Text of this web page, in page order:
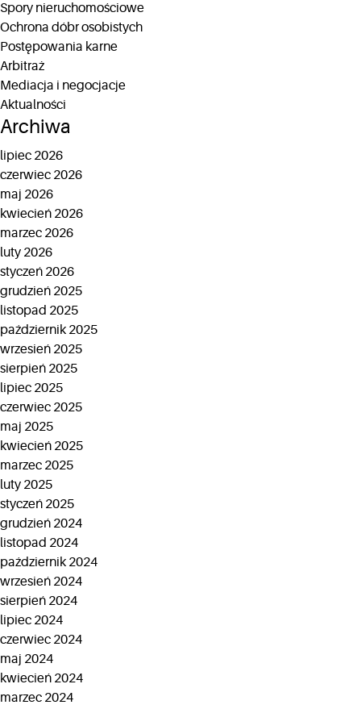
Spory nieruchomościowe
Ochrona dóbr osobistych
Postępowania karne
Arbitraż
Mediacja i negocjacje
Aktualności
Archiwa
lipiec 2026
czerwiec 2026
maj 2026
kwiecień 2026
marzec 2026
luty 2026
styczeń 2026
grudzień 2025
listopad 2025
październik 2025
wrzesień 2025
sierpień 2025
lipiec 2025
czerwiec 2025
maj 2025
kwiecień 2025
marzec 2025
luty 2025
styczeń 2025
grudzień 2024
listopad 2024
październik 2024
wrzesień 2024
sierpień 2024
lipiec 2024
czerwiec 2024
maj 2024
kwiecień 2024
marzec 2024